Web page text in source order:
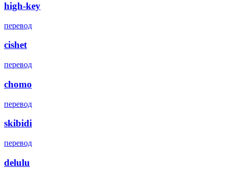
high-key
перевод
cishet
перевод
chomo
перевод
skibidi
перевод
delulu